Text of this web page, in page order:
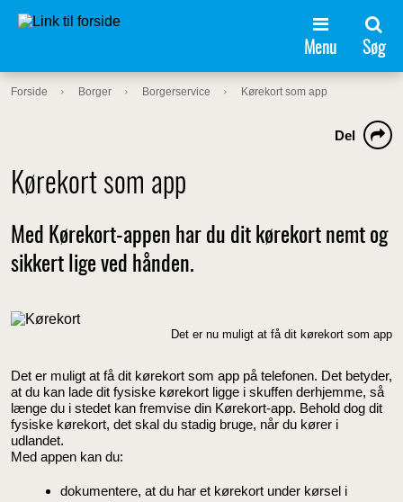
Menu Søg
Forside Borger Borgerservice Kørekort som app
Kørekort som app
Del
Med Kørekort-appen har du dit kørekort nemt og
sikkert lige ved hånden.
Det er nu muligt at få dit kørekort som app
Det er muligt at få dit kørekort som app på telefonen. Det betyder,
at du kan lade dit fysiske kørekort ligge i skuffen derhjemme, så
længe du i stedet kan fremvise din Kørekort-app. Behold dog dit
fysiske kørekort, det skal du stadig bruge, når du kører i
udlandet.
Med appen kan du:
dokumentere, at du har et kørekort under kørsel i